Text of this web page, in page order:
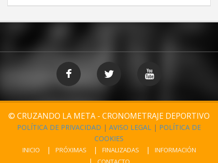
© CRUZANDO LA META - CRONOMETRAJE DEPORTIVO
POLÍTICA DE PRIVACIDAD | AVISO LEGAL | POLÍTICA DE
COOKIES
INICIO PRÓXIMAS FINALIZADAS
INFORMACIÓN